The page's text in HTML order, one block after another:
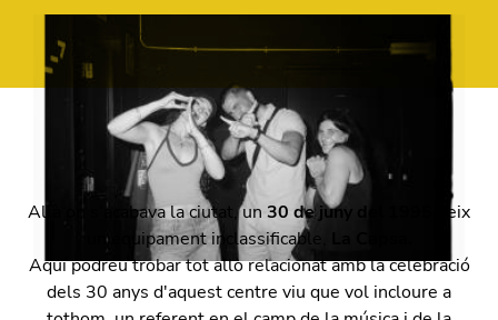
Allà on s’acabava la ciutat, un 30 de juny del 1995
neix
un equipament inclassificable,
Aquí podreu trobar tot allò relacionat amb la celebració
dels 30 anys d'aquest centre viu que vol incloure a